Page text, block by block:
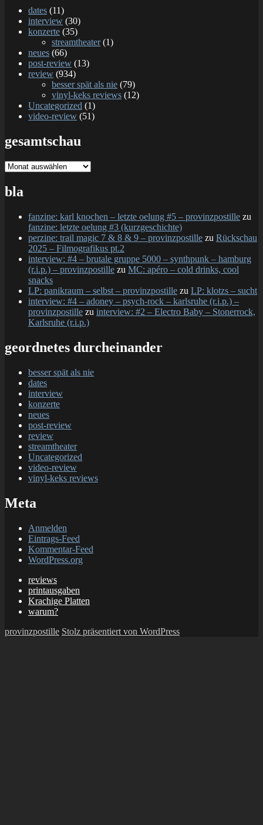
dates (11)
interview (30)
konzerte (35)
streamtheater(1)
neues (66)
post-review (13)
review (934)
besser spät als nie (79)
vinyl-keks reviews (12)
Uncategorized (1)
video-review (51)
gesamtschau
gesamtschau
bla
fanzine: karl knochen – letzte oelung #5 – provinzpostille zu
fanzine: letzte oelung #3 (kurzgeschichte)
perzine: trail magic 7 & 8 & 9 – provinzpostille zu Rückschau
2025 – Filmografikus pt.2
interview: #4 – brutale gruppe 5000 – synthpunk – hamburg
(r.i.p.) – provinzpostille zu MC: apéro – cold drinks, cool
snacks
LP: panikraum – selbst – provinzpostille zu LP: klotzs – sucht
interview: #4 – adoney – psych-rock – karlsruhe (r.i.p.) –
provinzpostille zu interview: #2 – Electro Baby – Stonerrock,
Karlsruhe (r.i.p.)
geordnetes durcheinander
besser spät als nie
dates
interview
konzerte
neues
post-review
review
streamtheater
Uncategorized
video-review
vinyl-keks reviews
Meta
Anmelden
Eintrags-Feed
Kommentar-Feed
WordPress.org
reviews
printausgaben
Krachige Platten
warum?
provinzpostille Stolz präsentiert von WordPress